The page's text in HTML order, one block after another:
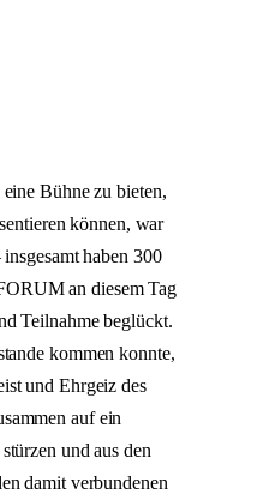
Bühne zu bieten,
können, war
haben 300
an diesem Tag
Teilnahme beglückt.
kommen konnte,
und Ehrgeiz des
auf ein
und aus den
damit verbundenen